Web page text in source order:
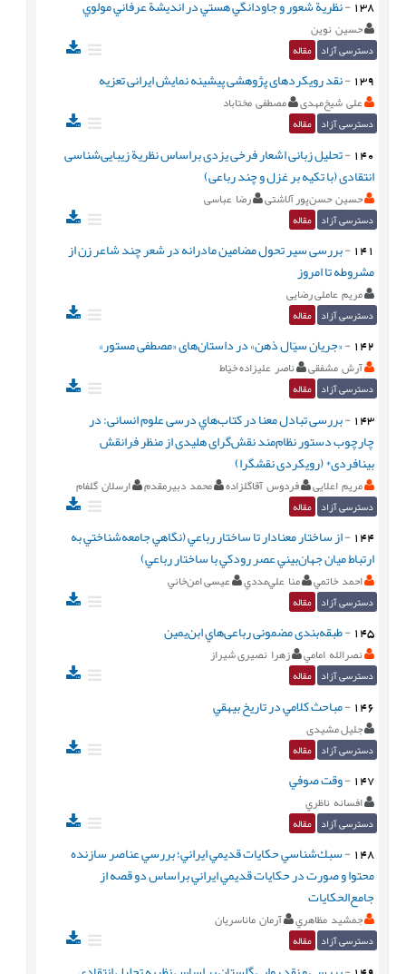
138
-نظرية شعور و جاودانگي هستي در انديشة عرفاني مولوي
حسين نوين
دسترسی آزاد مقاله
139
-نقد رويكردهاى پژوهشى پيشينه نمايش ايرانی تعزیه
على شيخ‌‏مهدى مصطفی مختاباد
دسترسی آزاد مقاله
140
-تحلیل زبانی اشعار فرخی یزدی براساس نظریة زیبایی‌شناسی
انتقادی (با تکیه بر غزل و چند رباعی)
حسین حسن‌پور آلاشتی رضا عباسی
دسترسی آزاد مقاله
141
-بررسی سیر تحول مضامین مادرانه در شعر چند شاعر زن از
مشروطه تا امروز‌
مریم عاملی رضایی
دسترسی آزاد مقاله
142
-«جریان سیّال ذهن» در داستان‌های «مصطفی مستور»
آرش مشفقی ناصر علیزاده خیّاط
دسترسی آزاد مقاله
143
-بررسی تبادل معنا در کتاب‌هاي درسی علوم انسانی: در
چارچوب دستور نظام‌مند نقش‌گرای هلیدی از منظر فرانقش
بینافردی* (رویکردی نقشگرا)
مریم اعلايی فردوس آقاگلزاده محمد دبیرمقدم ارسلان گلفام
دسترسی آزاد مقاله
144
-از ساختار معنادار تا ساختار رباعي (نگاهي جامعه‌شناختي به
ارتباط ميان جهان‌بيني عصر رودكي با ساختار رباعي)
احمد خاتمي منا علي‌‌مددي عیسی امن‌خاني
دسترسی آزاد مقاله
145
-طبقه‌بندی مضمونی رباعی‌هاي ابن‌یمین
نصرالله امامي‌ زهرا نصیری شیراز
دسترسی آزاد مقاله
146
-مباحث کلامي در تاریخ بيهقي
جلیل مشیدی
دسترسی آزاد مقاله
147
-وقت صوفي
افسانه ناظري
دسترسی آزاد مقاله
148
-سبك‌شناسي حكايات قديمي ايراني؛ بررسي عناصر سازنده
محتوا و صورت در حكايات قديمي ايراني براساس دو قصه از
جامع‌الحكايات
جمشيد مظاهري آرمان ماناسريان
دسترسی آزاد مقاله